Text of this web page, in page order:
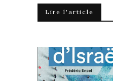
Lire l'article